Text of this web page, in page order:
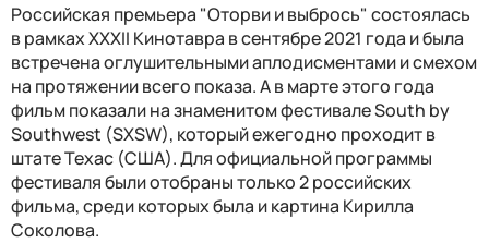
Российская премьера "Оторви и выбрось" состоялась
в рамках XXXII Кинотавра в сентябре 2021 года и была
встречена оглушительными аплодисментами и смехом
на протяжении всего показа. А в марте этого года
фильм показали на знаменитом фестивале South by
Southwest (SXSW), который ежегодно проходит в
штате Техас (США). Для официальной программы
фестиваля были отобраны только 2 российских
фильма, среди которых была и картина Кирилла
Соколова.